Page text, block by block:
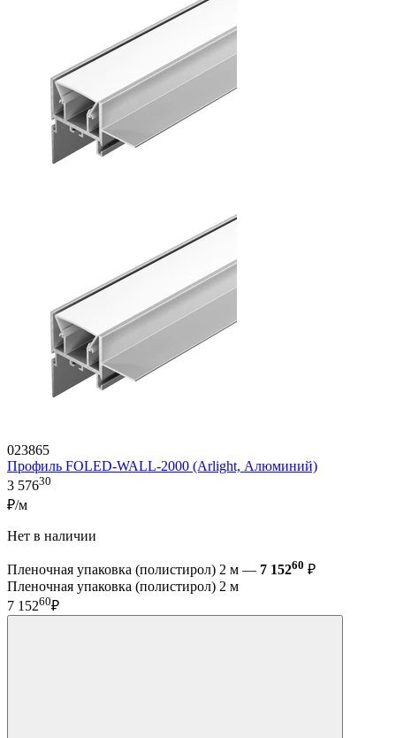
023865
Профиль FOLED-WALL-2000 (Arlight, Алюминий)
3 57630
₽/м
Нет в наличии
Пленочная упаковка (полистирол) 2 м — 7 15260 ₽
Пленочная упаковка (полистирол) 2 м
7 15260₽